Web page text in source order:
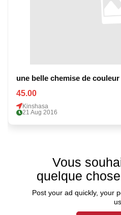
une belle chemise de
45.00
Kinshasa
21 Aug 2016
Vous
quelque
Post your ad quickly, your
us